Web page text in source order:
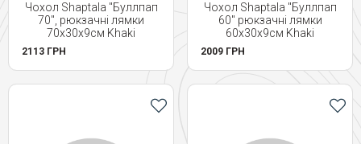
Чохол Shaptala "Буллпап
70", рюкзачні лямки
70х30х9см Khaki
2113 ГРН
Чохол Shaptala "Буллпап
60" рюкзачні лямки
60х30х9см Khaki
2009 ГРН